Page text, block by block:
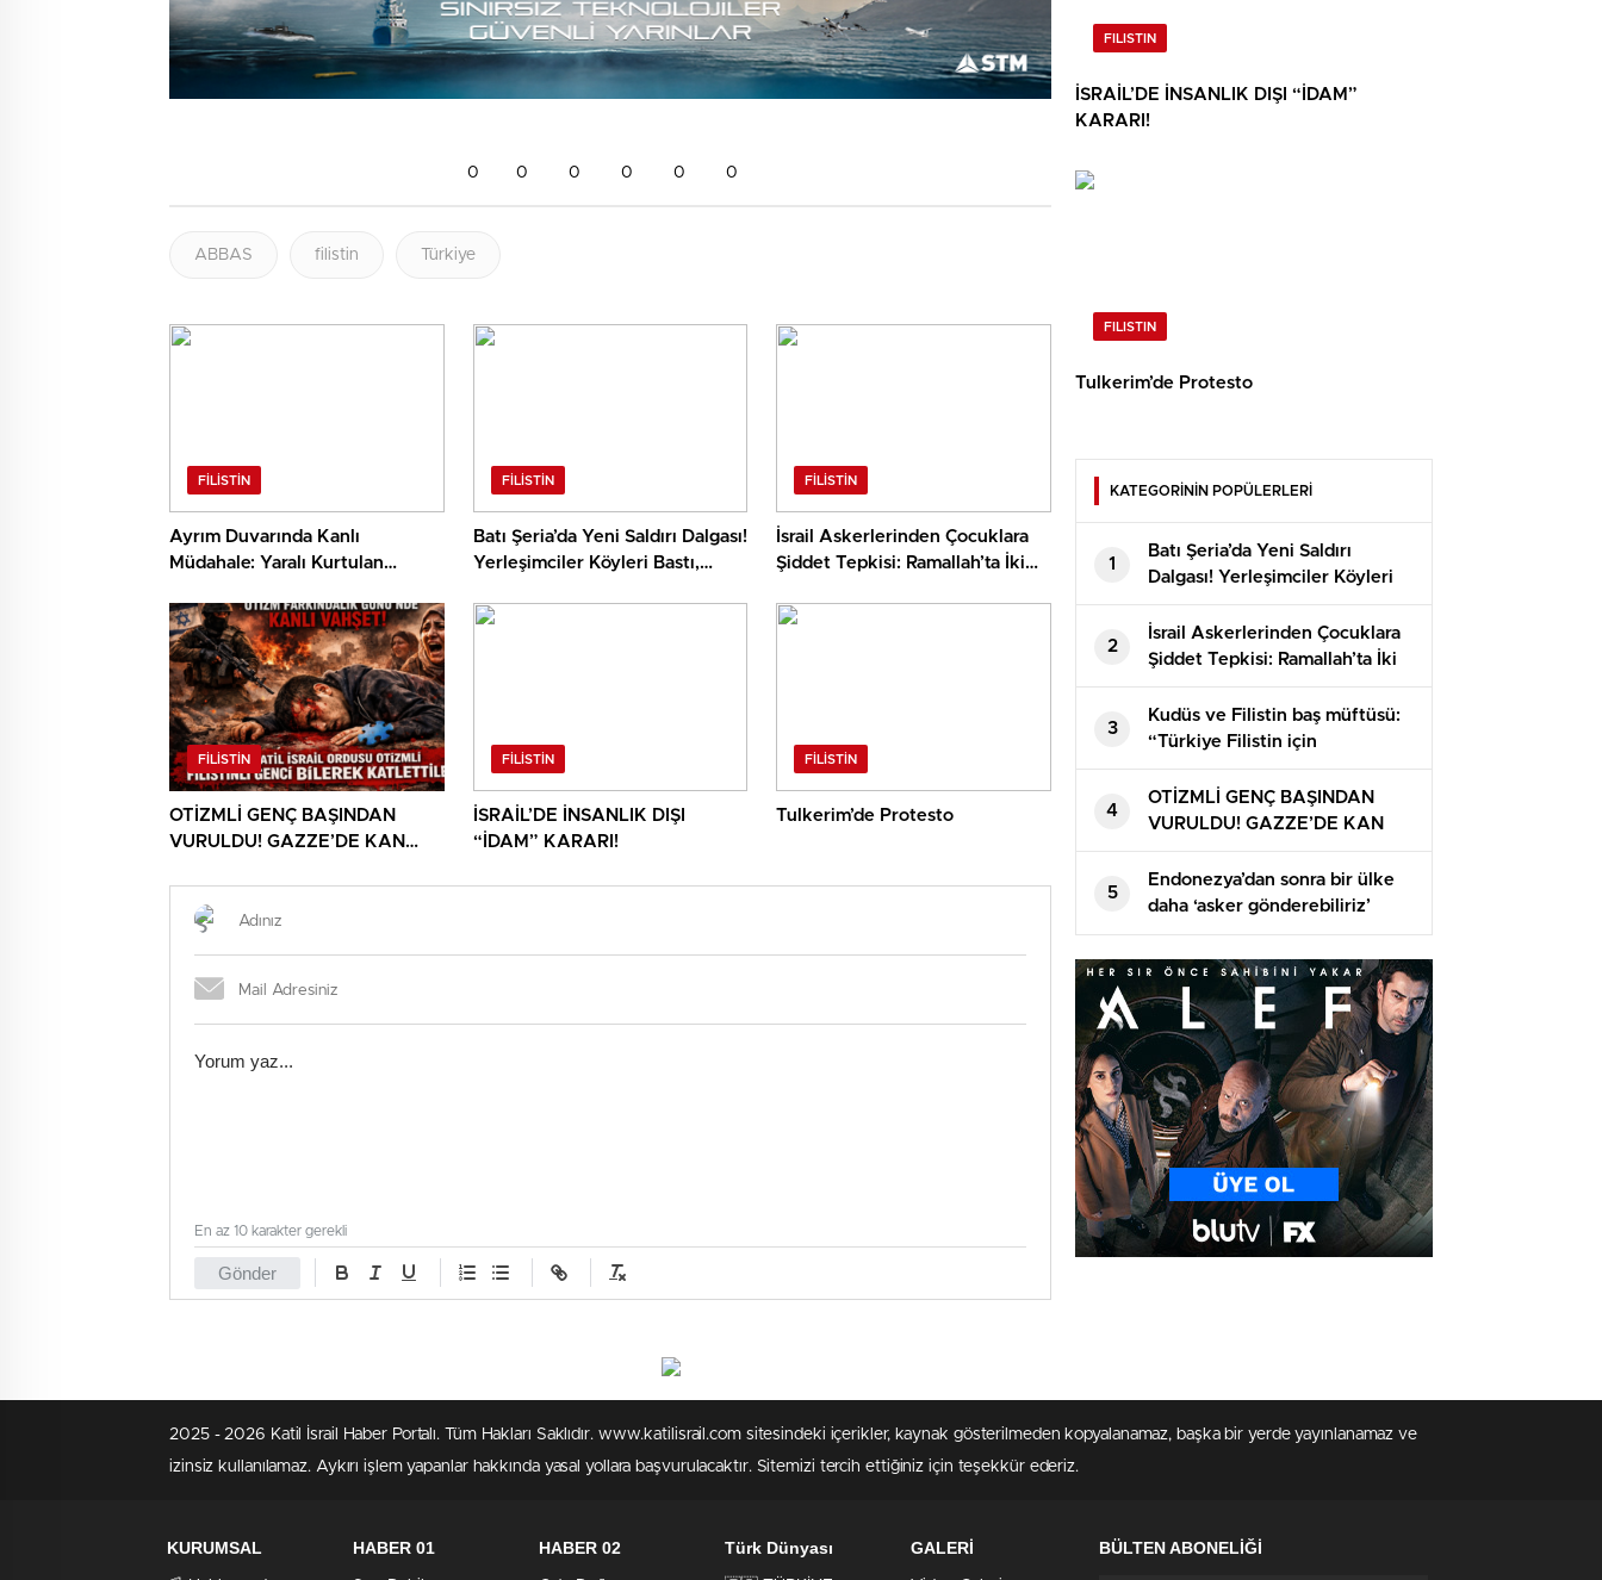
0 0 0 0 0 0
ABBAS filistin Türkiye
FILISTIN
Ayrım Duvarında Kanlı
Müdahale: Yaralı Kurtulan
FILISTIN
Batı Şeria’da Yeni Saldırı Dalgası!
Yerleşimciler Köyleri Bastı,
FILISTIN
İsrail Askerlerinden Çocuklara
Şiddet Tepkisi: Ramallah’ta İki
FILISTIN
OTİZMLİ GENÇ BAŞINDAN
VURULDU! GAZZE’DE KAN
FILISTIN
İSRAİL’DE İNSANLIK DIŞI
“İDAM” KARARI!
FILISTIN
Tulkerim’de Protesto
Gönder
En az 10 karakter gerekli
FILISTIN
İSRAİL’DE İNSANLIK DIŞI “İDAM”
KARARI!
FILISTIN
Tulkerim’de Protesto
KATEGORİNİN POPÜLERLERİ
1
Batı Şeria’da Yeni Saldırı
Dalgası! Yerleşimciler Köyleri
Bastı, Mallar Gasp Edildi
2
İsrail Askerlerinden Çocuklara
Şiddet Tepkisi: Ramallah’ta İki
Filistinli Çocuk Darbedildi
3
Kudüs ve Filistin baş müftüsü:
“Türkiye Filistin için
vazgeçilmez”
4
OTİZMLİ GENÇ BAŞINDAN
VURULDU! GAZZE’DE KAN
DONDURAN ANLAR
5
Endonezya’dan sonra bir ülke
daha ‘asker gönderebiliriz’
dedi!
2025 - 2026 Katil İsrail Haber Portalı. Tüm Hakları Saklıdır. www.katilisrail.com sitesindeki içerikler, kaynak gösterilmeden kopyalanamaz, başka bir yerde yayınlanamaz ve
izinsiz kullanılamaz. Aykırı işlem yapanlar hakkında yasal yollara başvurulacaktır. Sitemizi tercih ettiğiniz için teşekkür ederiz.
KURUMSAL HABER 01 HABER 02 Türk Dünyası GALERİ BÜLTEN ABONELİĞİ